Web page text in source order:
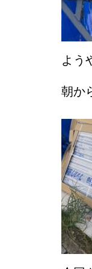
よう
朝か